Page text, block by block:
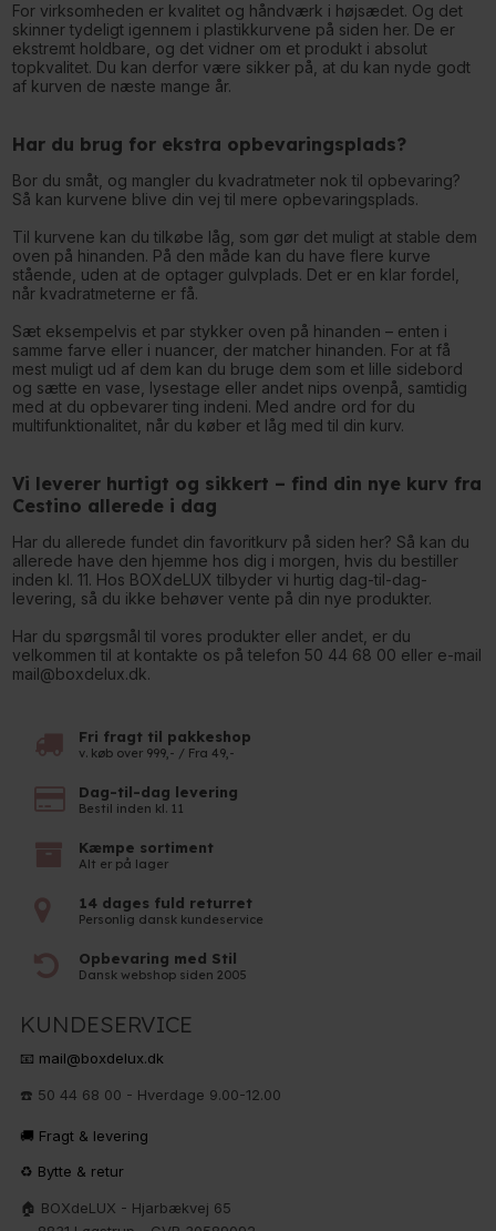
For virksomheden er kvalitet og håndværk i højsædet. Og det
skinner tydeligt igennem i plastikkurvene på siden her. De er
ekstremt holdbare, og det vidner om et produkt i absolut
topkvalitet. Du kan derfor være sikker på, at du kan nyde godt
af kurven de næste mange år.
Har du brug for ekstra opbevaringsplads?
Bor du småt, og mangler du kvadratmeter nok til opbevaring?
Så kan kurvene blive din vej til mere opbevaringsplads.
Til kurvene kan du tilkøbe låg, som gør det muligt at stable dem
oven på hinanden. På den måde kan du have flere kurve
stående, uden at de optager gulvplads. Det er en klar fordel,
når kvadratmeterne er få.
Sæt eksempelvis et par stykker oven på hinanden – enten i
samme farve eller i nuancer, der matcher hinanden. For at få
mest muligt ud af dem kan du bruge dem som et lille sidebord
og sætte en vase, lysestage eller andet nips ovenpå, samtidig
med at du opbevarer ting indeni. Med andre ord for du
multifunktionalitet, når du køber et låg med til din kurv.
Vi leverer hurtigt og sikkert – find din nye kurv fra
Cestino allerede i dag
Har du allerede fundet din favoritkurv på siden her? Så kan du
allerede have den hjemme hos dig i morgen, hvis du bestiller
inden kl. 11. Hos BOXdeLUX tilbyder vi hurtig dag-til-dag-
levering, så du ikke behøver vente på din nye produkter.
Har du spørgsmål til vores produkter eller andet, er du
velkommen til at kontakte os på telefon 50 44 68 00 eller e-mail
mail@boxdelux.dk.
Fri fragt til pakkeshop
v. køb over 999,- / Fra 49,-
Dag-til-dag levering
Bestil inden kl. 11
Kæmpe sortiment
Alt er på lager
14 dages fuld returret
Personlig dansk kundeservice
Opbevaring med Stil
Dansk webshop siden 2005
KUNDESERVICE
📧 mail@boxdelux.dk
☎️ 50 44 68 00 - Hverdage 9.00-12.00
🚚 Fragt & levering
♻️ Bytte & retur
🏠 BOXdeLUX - Hjarbækvej 65